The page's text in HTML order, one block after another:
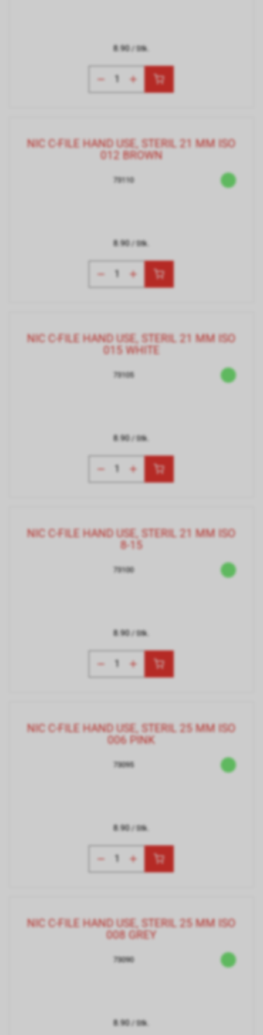
8.90/ Stk.
NIC C-FILE HAND USE, STERIL 21 MM ISO
012 BROWN
73110
8.90/ Stk.
NIC C-FILE HAND USE, STERIL 21 MM ISO
015 WHITE
73105
8.90/ Stk.
NIC C-FILE HAND USE, STERIL 21 MM ISO
8-15
73100
8.90/ Stk.
NIC C-FILE HAND USE, STERIL 25 MM ISO
006 PINK
73095
8.90/ Stk.
NIC C-FILE HAND USE, STERIL 25 MM ISO
008 GREY
73090
8.90/ Stk.